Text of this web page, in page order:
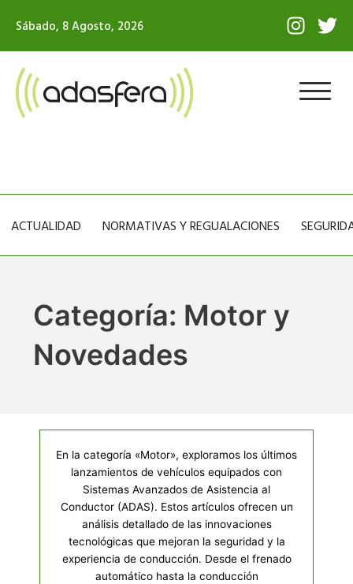
Sábado, 8 Agosto, 2026
I
t
a
T
t
t
ACTUALIDAD NORMATIVAS Y REGUALACIONES
Categoría: Motor y
Novedades
En la categoría «Motor», exploramos los últimos
lanzamientos de vehículos equipados con
Sistemas Avanzados de Asistencia al
Conductor (ADAS). Estos artículos ofrecen un
análisis detallado de las innovaciones
tecnológicas que mejoran la seguridad y la
experiencia de conducción. Desde el frenado
automático hasta la conducción